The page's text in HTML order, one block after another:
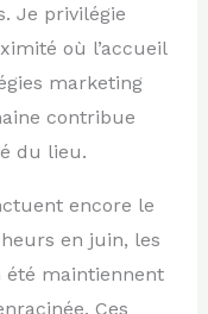
Je privilégie
où l’accueil
marketing
contribue
du lieu.
encore le
en juin, les
été maintiennent
Ces